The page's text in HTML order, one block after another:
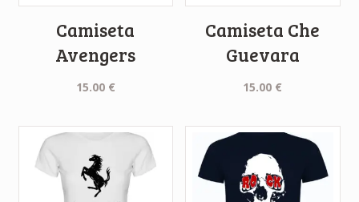
Camiseta
Avengers
15.00 €
Camiseta Che
Guevara
15.00 €